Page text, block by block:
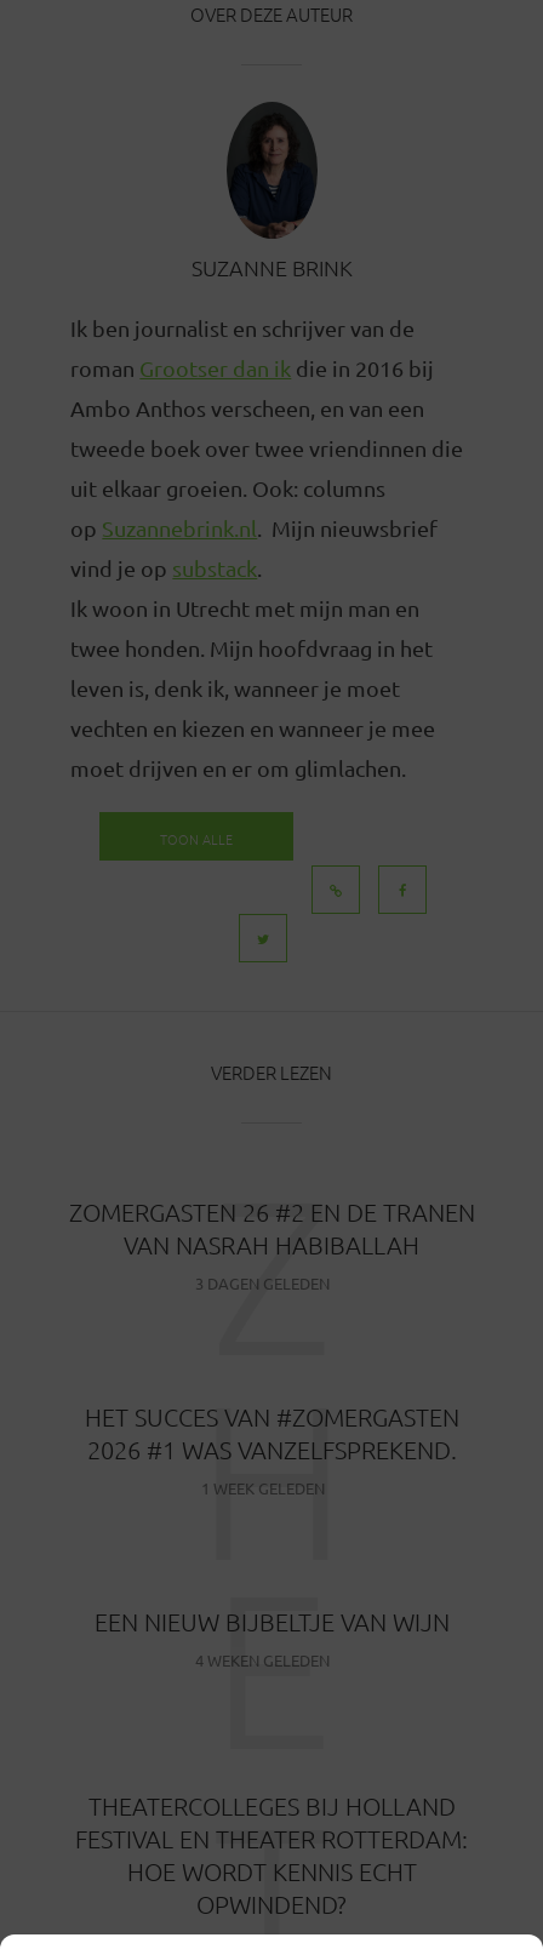
OVER DEZE AUTEUR
SUZANNE BRINK
Ik ben journalist en schrijver van de
roman Grootser dan ik die in 2016 bij
Ambo Anthos verscheen, en van een
tweede boek over twee vriendinnen die
uit elkaar groeien. Ook: columns
op Suzannebrink.nl
. Mijn nieuwsbrief
vind je op substack
Ik woon in Utrecht met mijn man en
twee honden. Mijn hoofdvraag in het
leven is, denk ik, wanneer je moet
vechten en kiezen en wanneer je mee
moet drijven en er om glimlachen.
TOON ALLE
VERDER LEZEN
ZOMERGASTEN 26 #2 EN DE TRANEN
VAN NASRAH HABIBALLAH
3 DAGEN GELEDEN
Z
HET SUCCES VAN #ZOMERGASTEN
2026 #1 WAS VANZELFSPREKEND.
1 WEEK GELEDEN
H
EEN NIEUW BIJBELTJE VAN WIJN
4 WEKEN GELEDEN
E
THEATERCOLLEGES BIJ HOLLAND
FESTIVAL EN THEATER ROTTERDAM:
HOE WORDT KENNIS ECHT
OPWINDEND?
T